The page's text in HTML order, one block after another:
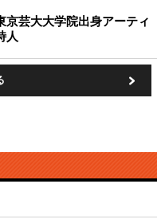
京芸大大学院出身アーティ
人